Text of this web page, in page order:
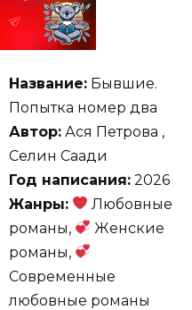
Название: Бывшие.
Попытка номер два
Автор: Ася Петрова ,
Селин Саади
Год написания: 2026
Жанры:
Любовные
романы,
Женские
романы,
Современные
любовные романы